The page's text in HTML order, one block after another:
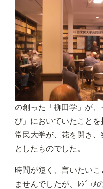
の創った「柳田学」が
び」においていたこと
常民大学が、花を開き、
としたものでした。
時間が短く、言いたい
ませんでしたが、ﾚｼﾞｭﾒ